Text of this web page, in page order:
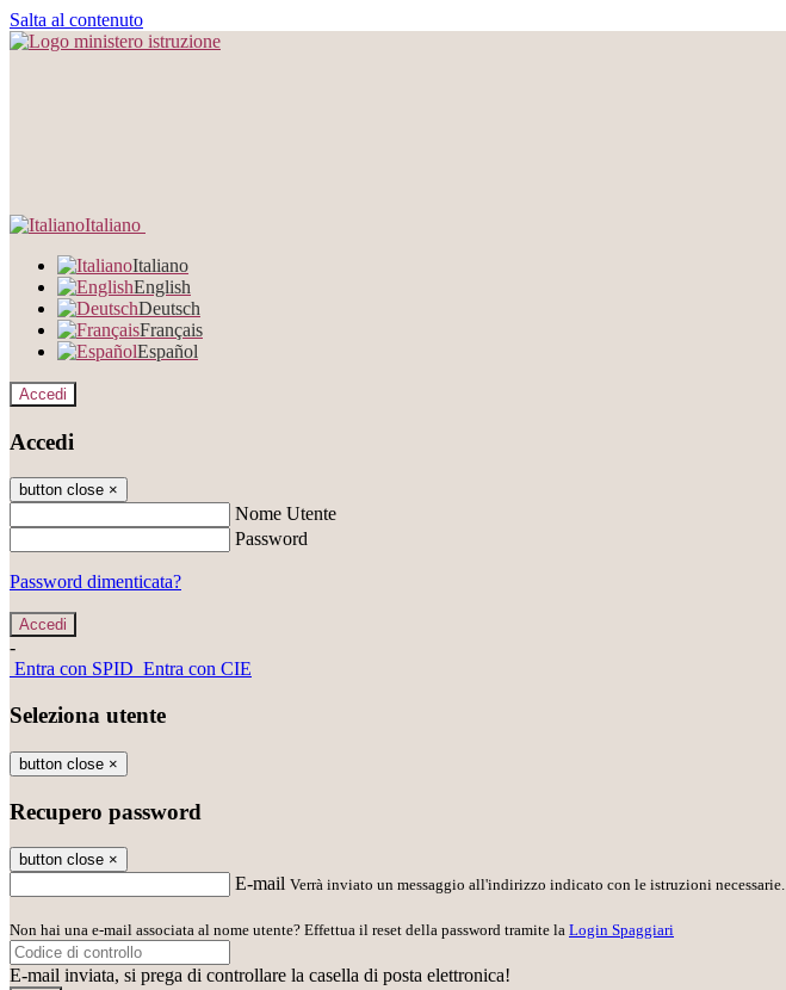
Salta al contenuto
Italiano
Italiano
English
Deutsch
Français
Español
Accedi
Accedi
button close ×
Nome Utente
Password
Password dimenticata?
-
Entra con SPID Entra con CIE
Seleziona utente
button close ×
Recupero password
button close ×
E-mail Verrà inviato un messaggio all'indirizzo indicato con le istruzioni necessarie.
Non hai una e-mail associata al nome utente? Effettua il reset della password tramite la Login Spaggiari
E-mail inviata, si prega di controllare la casella di posta elettronica!